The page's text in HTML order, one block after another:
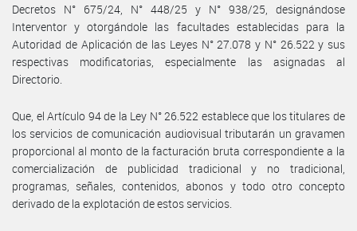
Decretos N° 675/24, N° 448/25 y N° 938/25, designándose
Interventor y otorgándole las facultades establecidas para la
Autoridad de Aplicación de las Leyes N° 27.078 y N° 26.522 y sus
respectivas modificatorias, especialmente las asignadas al
Directorio.
Que, el Artículo 94 de la Ley N° 26.522 establece que los titulares de
los servicios de comunicación audiovisual tributarán un gravamen
proporcional al monto de la facturación bruta correspondiente a la
comercialización de publicidad tradicional y no tradicional,
programas, señales, contenidos, abonos y todo otro concepto
derivado de la explotación de estos servicios.